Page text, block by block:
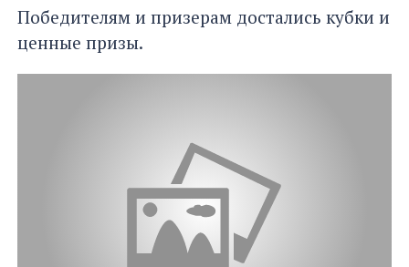
Победителям и призерам достались кубки и
ценные призы.